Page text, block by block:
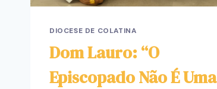
DIOCESE DE COLATINA
Dom Lauro: “O
Episcopado Não É Uma